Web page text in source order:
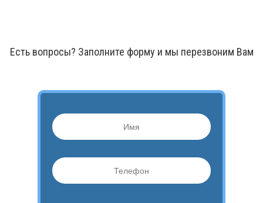
Есть вопросы? Заполните форму и мы перезвоним Вам